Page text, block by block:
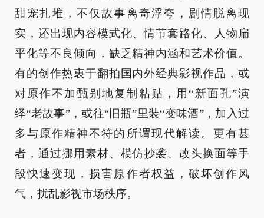
甜宠扎堆，不仅故事离奇浮夸，剧情脱离现
实，还出现内容模式化、情节套路化、人物扁
平化等不良倾向，缺乏精神内涵和艺术价值。
有的创作热衷于翻拍国内外经典影视作品，或
对原作不加甄别地复制粘贴，用“新面孔”演
绎“老故事”，或往“旧瓶”里装“变味酒”，加入过
多与原作精神不符的所谓现代解读。更有甚
者，通过挪用素材、模仿抄袭、改头换面等手
段快速变现，损害原作者权益，破坏创作风
气，扰乱影视市场秩序。